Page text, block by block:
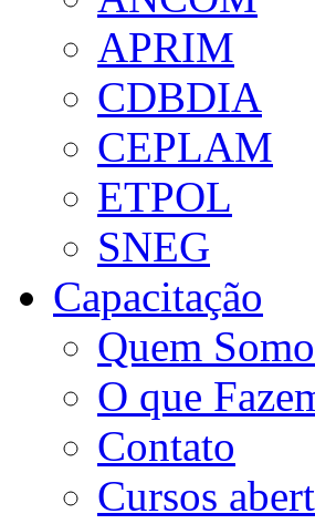
APRIM
CDBDIA
CEPLAM
ETPOL
SNEG
Capacitação
Quem
O que
Contato
Cursos